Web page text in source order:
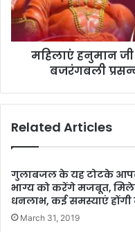
महिलाएं हनुमान
बजरंगबली
Related Articles
गुलाबजल के यह टोटके
भाग्य को करेंगे मजबूत,
धनलाभ, कई समस्याएं होंगी
March 31, 2019